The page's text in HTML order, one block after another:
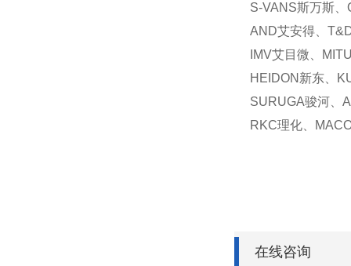
S-VANS斯万斯
AND艾安得、
IMV艾目微、
HEIDON新东、
SURUGA骏河、
RKC理化、
在线咨询